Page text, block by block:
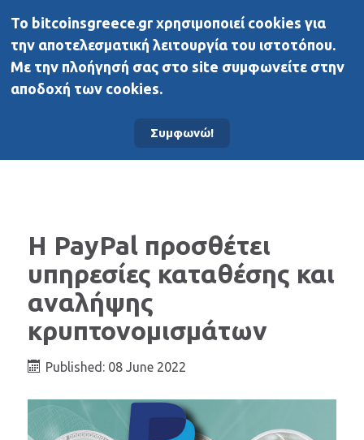
BitcoinsGreece
Νέα
H PayPal προσθέτει
υπηρεσίες καταθέσης και
αναλήψης
κρυπτονομισμάτων
Published: 08 June 2022
To bitcoinsgreece.gr χρησιμοποιεί cookies για
την αποτελεσματική λειτουργία του ιστοτόπου.
Με την πλοήγησή σας στο site συμφωνείτε στην
αποδοχή των cookies.
Συμφωνώ!